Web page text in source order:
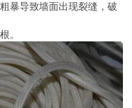
暴导致墙面出现裂缝，破
。